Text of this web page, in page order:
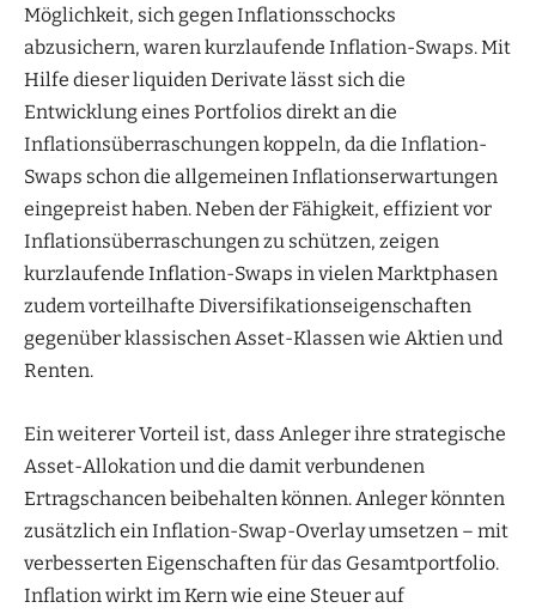
Möglichkeit, sich gegen Inflationsschocks
abzusichern, waren kurzlaufende Inflation-Swaps. Mit
Hilfe dieser liquiden Derivate lässt sich die
Entwicklung eines Portfolios direkt an die
Inflationsüberraschungen koppeln, da die Inflation-
Swaps schon die allgemeinen Inflationserwartungen
eingepreist haben. Neben der Fähigkeit, effizient vor
Inflationsüberraschungen zu schützen, zeigen
kurzlaufende Inflation-Swaps in vielen Marktphasen
zudem vorteilhafte Diversifikationseigenschaften
gegenüber klassischen Asset-Klassen wie Aktien und
Renten.
Ein weiterer Vorteil ist, dass Anleger ihre strategische
Asset-Allokation und die damit verbundenen
Ertragschancen beibehalten können. Anleger könnten
zusätzlich ein Inflation-Swap-Overlay umsetzen – mit
verbesserten Eigenschaften für das Gesamtportfolio.
Inflation wirkt im Kern wie eine Steuer auf